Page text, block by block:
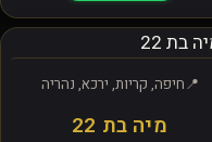
חיפה, קריות, ירכא, נהריה
מיה בת 22